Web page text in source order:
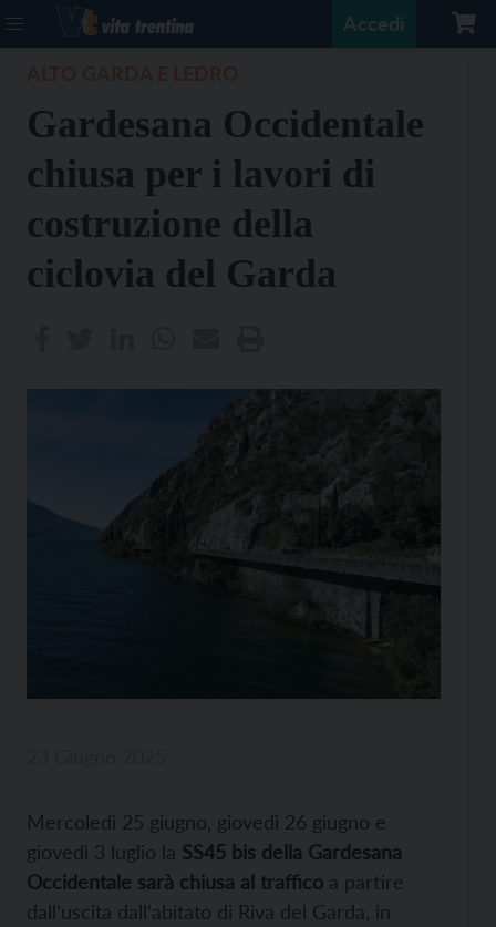
Accedi
Gardesana Occidentale
chiusa per i lavori di
costruzione della
ciclovia del Garda
Mercoledì 25 giugno, giovedì 26 giugno e
giovedì 3 luglio la SS45 bis della Gardesana
Occidentale sarà chiusa al traffico a partire
dall’uscita dall’abitato di Riva del Garda, in